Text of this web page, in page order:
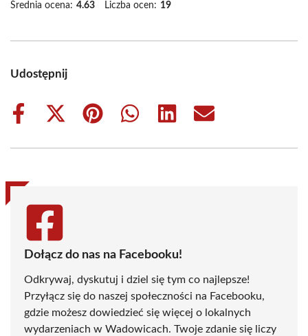
Średnia ocena: 4.63 Liczba ocen: 19
Udostępnij
Share
Share
(Twitter)
Share
Share
Share
Share
Dołącz do nas na Facebooku!
Odkrywaj, dyskutuj i dziel się tym co najlepsze!
Przyłącz się do naszej społeczności na Facebooku,
gdzie możesz dowiedzieć się więcej o lokalnych
wydarzeniach w Wadowicach. Twoje zdanie się liczy